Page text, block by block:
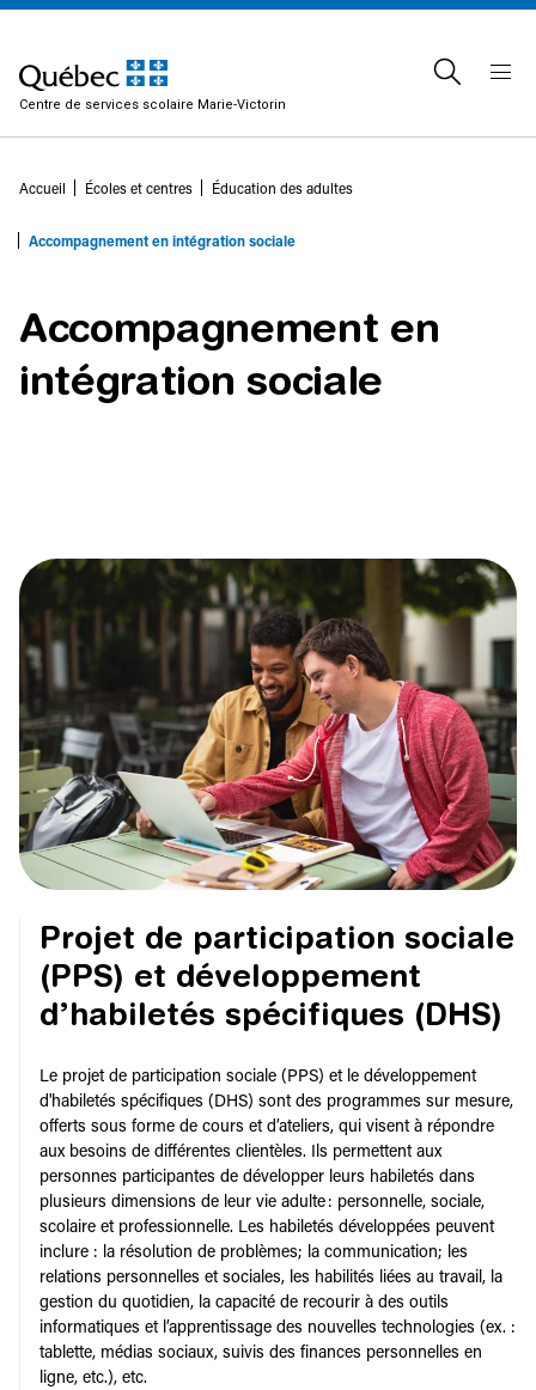
Centre de services scolaire Marie-Victorin
Accueil Écoles et centres Éducation des adultes
Accompagnement en intégration sociale
Accompagnement en
intégration sociale
Projet de participation sociale
(PPS) et développement
d’habiletés spécifiques (DHS)
Le projet de participation sociale (PPS) et le développement
d'habiletés spécifiques (DHS) sont des programmes sur mesure,
offerts sous forme de cours et d’ateliers, qui visent à répondre
aux besoins de différentes clientèles. Ils permettent aux
personnes participantes de développer leurs habiletés dans
plusieurs dimensions de leur vie adulte : personnelle, sociale,
scolaire et professionnelle. Les habiletés développées peuvent
inclure : la résolution de problèmes; la communication; les
relations personnelles et sociales, les habilités liées au travail, la
gestion du quotidien, la capacité de recourir à des outils
informatiques et l’apprentissage des nouvelles technologies (ex. :
tablette, médias sociaux, suivis des finances personnelles en
ligne, etc.), etc.